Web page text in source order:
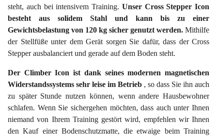
steht, auch bei intensivem Training. Unser Cross Stepper Icon
besteht aus solidem Stahl und kann bis zu einer
Gewichtsbelastung von 120 kg sicher genutzt werden. Mithilfe
der Stellfüße unter dem Gerät sorgen Sie dafür, dass der Cross
Stepper ausbalanciert und gerade auf dem Boden steht.
Der Climber Icon ist dank seines modernen magnetischen
Widerstandssystems sehr leise im Betrieb , so dass Sie ihn auch
zu später Stunde nutzen können, wenn andere Hausbewohner
schlafen. Wenn Sie sichergehen möchten, dass auch unter Ihnen
niemand von Ihrem Training gestört wird, empfehlen wir Ihnen
den Kauf einer Bodenschutzmatte, die etwaige beim Training